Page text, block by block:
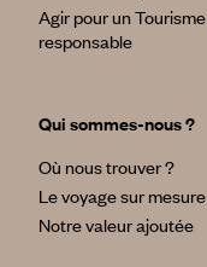
Agir pour un Tourisme
responsable
Qui sommes-nous ?
Où nous trouver ?
Le voyage sur mesure
Notre valeur ajoutée